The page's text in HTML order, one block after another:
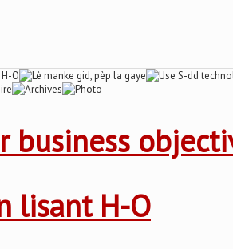
business
lisant H-O